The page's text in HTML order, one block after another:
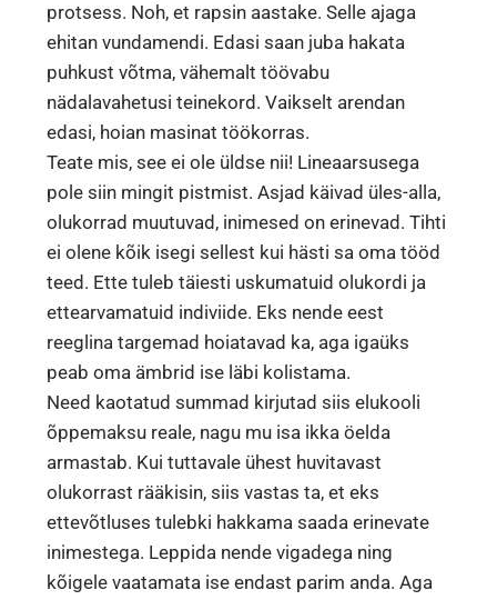
protsess. Noh, et rapsin aastake. Selle ajaga
ehitan vundamendi. Edasi saan juba hakata
puhkust võtma, vähemalt töövabu
nädalavahetusi teinekord. Vaikselt arendan
edasi, hoian masinat töökorras.
Teate mis, see ei ole üldse nii! Lineaarsusega
pole siin mingit pistmist. Asjad käivad üles-alla,
olukorrad muutuvad, inimesed on erinevad. Tihti
ei olene kõik isegi sellest kui hästi sa oma tööd
teed. Ette tuleb täiesti uskumatuid olukordi ja
ettearvamatuid indiviide. Eks nende eest
reeglina targemad hoiatavad ka, aga igaüks
peab oma ämbrid ise läbi kolistama.
Need kaotatud summad kirjutad siis elukooli
õppemaksu reale, nagu mu isa ikka öelda
armastab. Kui tuttavale ühest huvitavast
olukorrast rääkisin, siis vastas ta, et eks
ettevõtluses tulebki hakkama saada erinevate
inimestega. Leppida nende vigadega ning
kõigele vaatamata ise endast parim anda. Aga